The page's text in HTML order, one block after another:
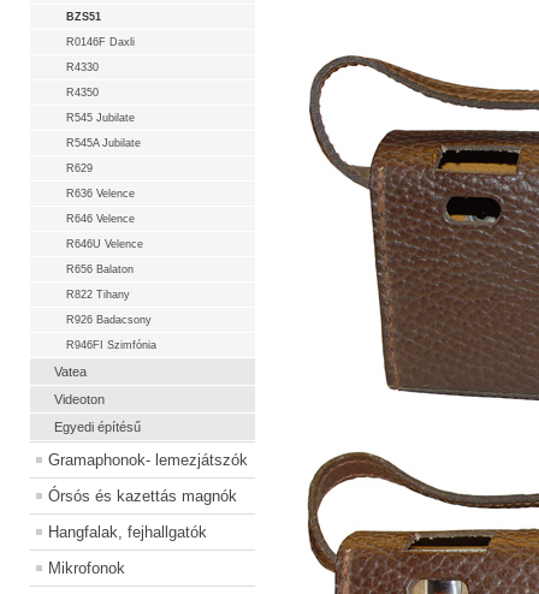
BZS51
R0146F Daxli
R4330
R4350
R545 Jubilate
R545A Jubilate
R629
R636 Velence
R646 Velence
R646U Velence
R656 Balaton
R822 Tihany
R926 Badacsony
R946FI Szimfónia
Vatea
Videoton
Egyedi építésű
Gramaphonok- lemezjátszók
Órsós és kazettás magnók
Hangfalak, fejhallgatók
Mikrofonok